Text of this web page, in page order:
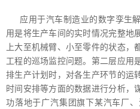
应用于汽车制造业的数字孪生
用是将生产车间的实时情况完整地
上大至机械臂、小至零件的状态
工程的巡场监控问题。第二层应用
排生产计划时，对各生产环节的运
时间安排等方面的数据进行分析，
功落地于广汽集团旗下某汽车厂